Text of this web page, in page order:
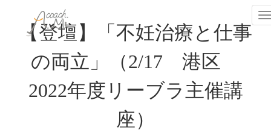
【登壇】「不妊治療と仕事
の両立」（2/17 港区
2022年度リーブラ主催講
座）